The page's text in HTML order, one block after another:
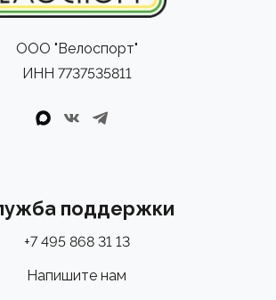
ООО "Велоспорт"
ИНН 7737535811
поддержки
+7 495 868 31 13
Напишите нам